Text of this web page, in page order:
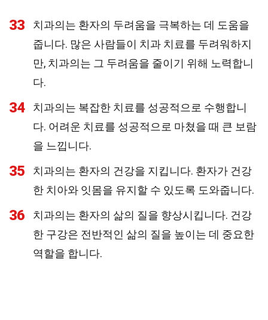
33
치과의는 환자의 두려움을 극복하는 데 도움을
줍니다. 많은 사람들이 치과 치료를 두려워하지
만, 치과의는 그 두려움을 줄이기 위해 노력합니
다.
34
치과의는 복잡한 치료를 성공적으로 수행합니
다. 어려운 치료를 성공적으로 마쳤을 때 큰 보람
을 느낍니다.
35
치과의는 환자의 건강을 지킵니다. 환자가 건강
한 치아와 잇몸을 유지할 수 있도록 도와줍니다.
36
치과의는 환자의 삶의 질을 향상시킵니다. 건강
한 구강은 전반적인 삶의 질을 높이는 데 중요한
역할을 합니다.